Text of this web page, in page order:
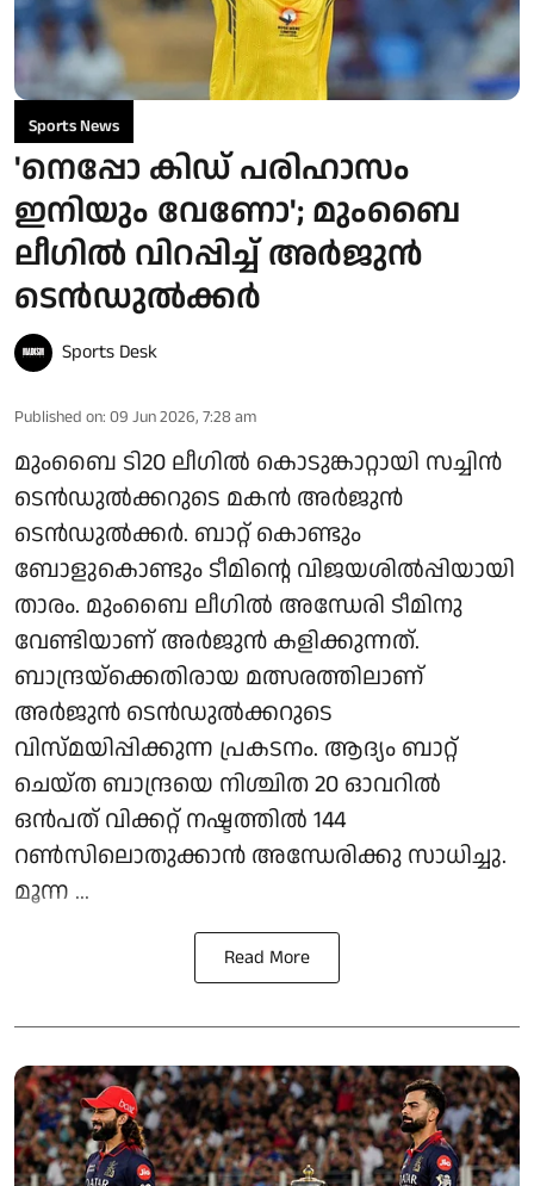
Sports News
'നെപ്പോ കിഡ് പരിഹാസം
ഇനിയും വേണോ'; മുംബൈ
ലീഗിൽ വിറപ്പിച്ച് അർജുൻ
ടെൻഡുൽക്കർ
Sports Desk
Published on: 09 Jun 2026, 7:28 am
മുംബൈ ടി20 ലീഗിൽ കൊടുങ്കാറ്റായി സച്ചിൻ
ടെൻഡുൽക്കറുടെ മകൻ അർജുൻ
ടെൻഡുൽക്കർ. ബാറ്റ് കൊണ്ടും
ബോളുകൊണ്ടും ടീമിന്റെ വിജയശിൽപ്പിയായി
താരം. മുംബൈ ലീഗിൽ അന്ധേരി ടീമിനു
വേണ്ടിയാണ് അർജുൻ കളിക്കുന്നത്.
ബാന്ദ്രയ്‌ക്കെതിരായ മത്സരത്തിലാണ്
അർജുൻ ടെൻഡുൽക്കറുടെ
വിസ്മയിപ്പിക്കുന്ന പ്രകടനം. ആദ്യം ബാറ്റ്
ചെയ്ത ബാന്ദ്രയെ നിശ്ചിത 20 ഓവറിൽ
ഒൻപത് വിക്കറ്റ് നഷ്ടത്തിൽ 144
റൺസിലൊതുക്കാൻ അന്ധേരിക്കു സാധിച്ചു.
മൂന്ന ...
Read More